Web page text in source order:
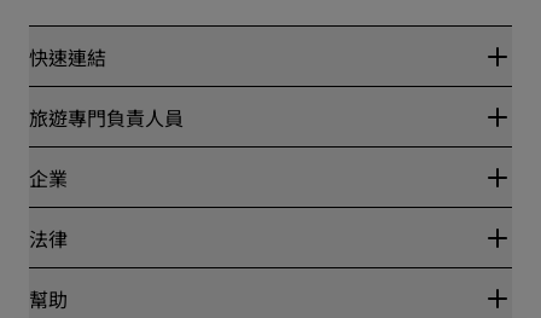
快速連結
Radisson Rewards
Blog
目的地
Radisson Hotels APP
運動認證的酒店
適合家庭的酒店
旅遊專門負責人員
夥伴
企業
麗笙酒店集團
工作機會 RHG
工作機會 PPHE
法律
隱私權中心
幫助